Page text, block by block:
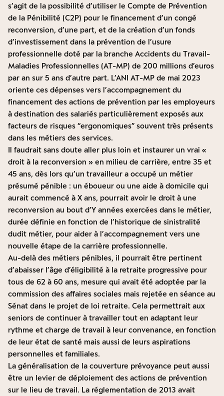
s’agit de la possibilité d’utiliser le Compte de Prévention
de la Pénibilité (C2P) pour le financement d’un congé
reconversion, d’une part, et de la création d’un fonds
d’investissement dans la prévention de l’usure
professionnelle doté par la branche Accidents du Travail-
Maladies Professionnelles (AT-MP) de 200 millions d’euros
par an sur 5 ans d’autre part. L’ANI AT-MP de mai 2023
oriente ces dépenses vers l’accompagnement du
financement des actions de prévention par les employeurs
à destination des salariés particulièrement exposés aux
facteurs de risques “ergonomiques” souvent très présents
dans les métiers des services.
Il faudrait sans doute aller plus loin et instaurer un vrai «
droit à la reconversion » en milieu de carrière, entre 35 et
45 ans, dès lors qu’un travailleur a occupé un métier
présumé pénible : un éboueur ou une aide à domicile qui
aurait commencé à X ans, pourrait avoir le droit à une
reconversion au bout d’Y années exercées dans le métier,
durée définie en fonction de l’historique de sinistralité
dudit métier, pour aider à l’accompagnement vers une
nouvelle étape de la carrière professionnelle.
Au-delà des métiers pénibles, il pourrait être pertinent
d’abaisser l’âge d’éligibilité à la retraite progressive pour
tous de 62 à 60 ans, mesure qui avait été adoptée par la
commission des affaires sociales mais rejetée en séance au
Sénat dans le projet de loi retraite. Cela permettrait aux
seniors de continuer à travailler tout en adaptant leur
rythme et charge de travail à leur convenance, en fonction
de leur état de santé mais aussi de leurs aspirations
personnelles et familiales.
La généralisation de la couverture prévoyance peut aussi
être un levier de déploiement des actions de prévention
sur le lieu de travail. La réglementation de 2013 avait